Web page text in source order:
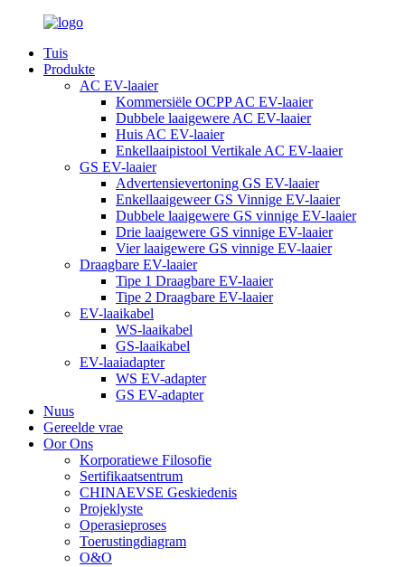
Tuis
Produkte
AC EV-laaier
Kommersiële OCPP AC EV-laaier
Dubbele laaigewere AC EV-laaier
Huis AC EV-laaier
Enkellaaipistool Vertikale AC EV-laaier
GS EV-laaier
Advertensievertoning GS EV-laaier
Enkellaaigeweer GS Vinnige EV-laaier
Dubbele laaigewere GS vinnige EV-laaier
Drie laaigewere GS vinnige EV-laaier
Vier laaigewere GS vinnige EV-laaier
Draagbare EV-laaier
Tipe 1 Draagbare EV-laaier
Tipe 2 Draagbare EV-laaier
EV-laaikabel
WS-laaikabel
GS-laaikabel
EV-laaiadapter
WS EV-adapter
GS EV-adapter
Nuus
Gereelde vrae
Oor Ons
Korporatiewe Filosofie
Sertifikaatsentrum
CHINAEVSE Geskiedenis
Projeklyste
Operasieproses
Toerustingdiagram
O&O